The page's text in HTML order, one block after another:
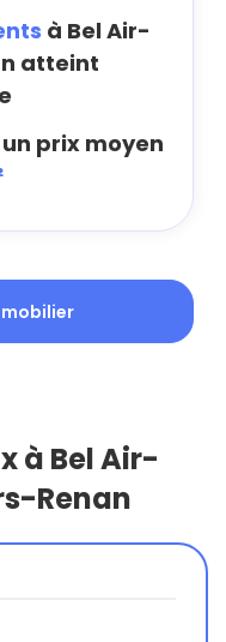
à Bel Air-
atteint
prix moyen
à Bel Air-
Renan